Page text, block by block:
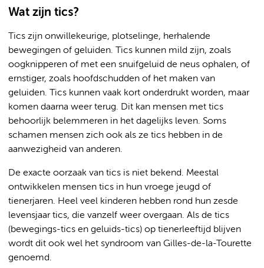
Wat zijn tics?
Tics zijn onwillekeurige, plotselinge, herhalende
bewegingen of geluiden. Tics kunnen mild zijn, zoals
oogknipperen of met een snuifgeluid de neus ophalen, of
ernstiger, zoals hoofdschudden of het maken van
geluiden. Tics kunnen vaak kort onderdrukt worden, maar
komen daarna weer terug. Dit kan mensen met tics
behoorlijk belemmeren in het dagelijks leven. Soms
schamen mensen zich ook als ze tics hebben in de
aanwezigheid van anderen.
De exacte oorzaak van tics is niet bekend. Meestal
ontwikkelen mensen tics in hun vroege jeugd of
tienerjaren. Heel veel kinderen hebben rond hun zesde
levensjaar tics, die vanzelf weer overgaan. Als de tics
(bewegings-tics en geluids-tics) op tienerleeftijd blijven
wordt dit ook wel het syndroom van Gilles-de-la-Tourette
genoemd.